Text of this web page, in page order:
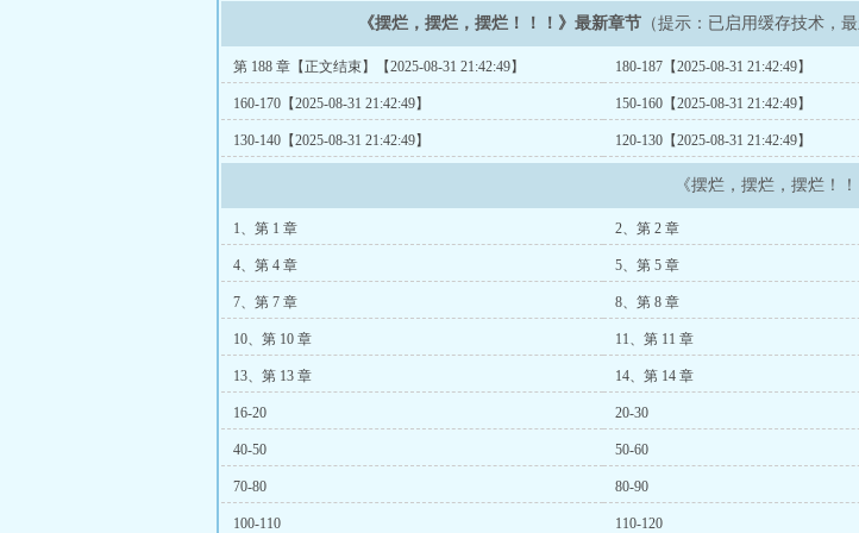
《摆烂，摆烂，摆烂！！！》最新章节 （提示：已启用缓存技术，
第 188 章【正文结束】【2025-08-31 21:42:49】 180-187【2025-08-31 21:42:49】
160-170【2025-08-31 21:42:49】 150-160【2025-08-31 21:42:49】
130-140【2025-08-31 21:42:49】 120-130【2025-08-31 21:42:49】
《摆烂，摆烂，摆烂！
1、第 1 章 2、第 2 章
4、第 4 章 5、第 5 章
7、第 7 章 8、第 8 章
10、第 10 章 11、第 11 章
13、第 13 章 14、第 14 章
16-20 20-30
40-50 50-60
70-80 80-90
100-110 110-120